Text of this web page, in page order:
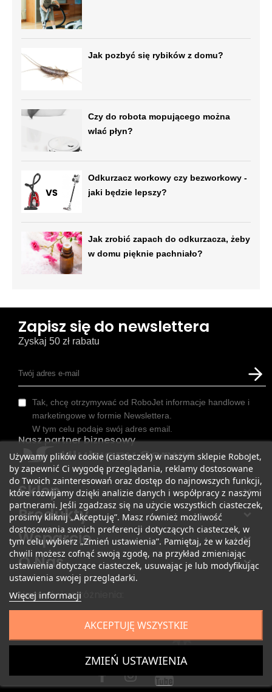
Jak pozbyć się rybików z domu?
Czy do robota mopującego można
wlać płyn?
Odkurzacz workowy czy bezworkowy -
jaki będzie lepszy?
Jak zrobić zapach do odkurzacza, żeby
w domu pięknie pachniało?
Sklep
Produkty
Wsparcie
O Nas
Używamy plików cookie (ciasteczek) w naszym sklepie RoboJet,
by zapewnić Ci wygodę przeglądania, reklamy dostosowane
do Twoich zainteresowań oraz dostęp do najnowszych funkcji,
które rozwijamy dzięki analizie danych i współpracy z naszymi
partnerami. Jeśli zgadzasz się na użycie wszystkich ciasteczek,
prosimy kliknij „Akceptuję”. Masz również możliwość
dostosowania swoich preferencji dotyczących ciasteczek, w
tym celu wybierz „Zmień ustawienia”. Pamiętaj, że w każdej
chwili możesz cofnąć swoją zgodę, na przykład zmieniając
ustawienia dotyczące ciasteczek, usuwając je lub modyfikując
ustawienia swojej przeglądarki.
Więcej informacji
AKCEPTUJĘ WSZYSTKIE
ZMIEŃ USTAWIENIA
Zapisz się do newslettera
Zyskaj 50 zł rabatu
Tak, chcę otrzymywać od RoboJet informacje handlowe i
marketingowe w formie Newslettera.
W tym celu podaje swój adres email.
Nasz partner biznesowy
Nagrody i wyróżnienia: